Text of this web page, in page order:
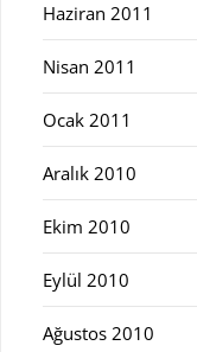
Haziran 2011
Nisan 2011
Ocak 2011
Aralık 2010
Ekim 2010
Eylül 2010
Ağustos 2010